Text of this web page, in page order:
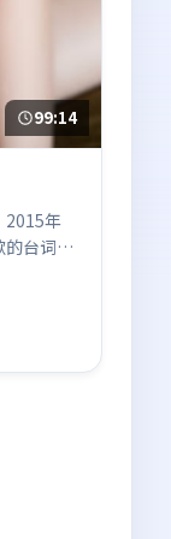
99:14
2015年
台词节